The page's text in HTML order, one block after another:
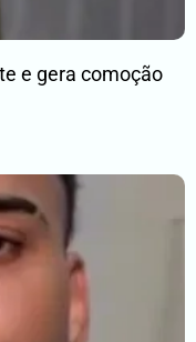
e gera comoção